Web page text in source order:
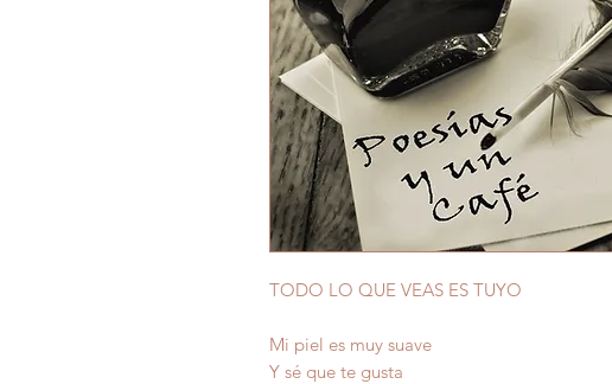
TODO LO QUE VEAS ES TUYO
Mi piel es muy suave
Y sé que te gusta